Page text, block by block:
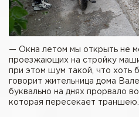
— Окна летом мы открыть не
проезжающих на стройку
при этом шум такой, что хоть
говорит жительница дома
буквально на днях прорвало
которая пересекает траншею.